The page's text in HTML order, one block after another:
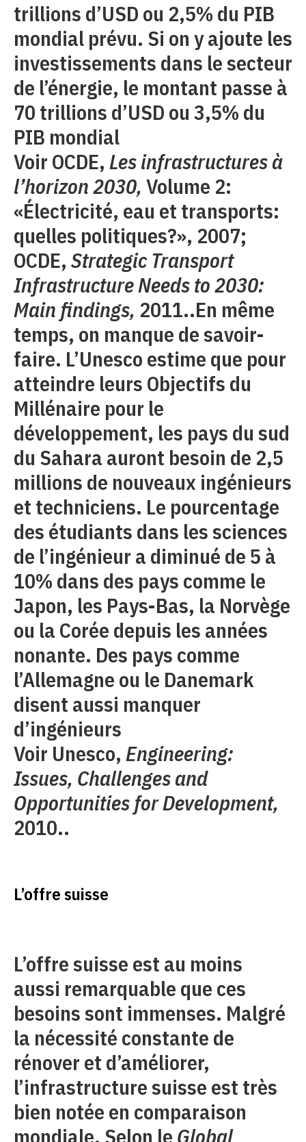
trillions d’USD ou 2,5% du PIB
mondial prévu. Si on y ajoute les
investissements dans le secteur
de l’énergie, le montant passe à
70 trillions d’USD ou 3,5% du
PIB mondial
Voir OCDE, Les infrastructures à
l’horizon 2030, Volume 2:
«Électricité, eau et transports:
quelles politiques?», 2007;
OCDE, Strategic Transport
Infrastructure Needs to 2030:
Main findings, 2011..En même
temps, on manque de savoir-
faire. L’Unesco estime que pour
atteindre leurs Objectifs du
Millénaire pour le
développement, les pays du sud
du Sahara auront besoin de 2,5
millions de nouveaux ingénieurs
et techniciens. Le pourcentage
des étudiants dans les sciences
de l’ingénieur a diminué de 5 à
10% dans des pays comme le
Japon, les Pays-Bas, la Norvège
ou la Corée depuis les années
nonante. Des pays comme
l’Allemagne ou le Danemark
disent aussi manquer
d’ingénieurs
Voir Unesco, Engineering:
Issues, Challenges and
Opportunities for Development,
2010..
L’offre suisse
L’offre suisse est au moins
aussi remarquable que ces
besoins sont immenses. Malgré
la nécessité constante de
rénover et d’améliorer,
l’infrastructure suisse est très
bien notée en comparaison
mondiale. Selon le Global